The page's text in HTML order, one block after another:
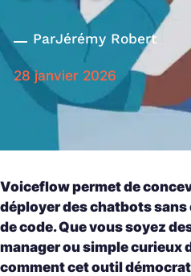
ParJérémy Robert
28 janvier 2026
Voiceflow permet de
déployer des chatbots sans
de code. Que vous soyez
manager ou simple curieux
comment cet outil